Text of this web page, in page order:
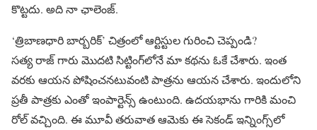
కొట్టదు. అది నా ఛాలెంజ్.
‘త్రిబాణధారి బార్బరిక్’ చిత్రంలో ఆర్టిస్టుల గురించి చెప్పండి?
సత్య రాజ్ గారు మొదటి సిట్టింగ్‌లోనే మా కథను ఓకే చేశారు. ఇంత
వరకు ఆయన పోషించనటువంటి పాత్రను ఆయన చేశారు. ఇందులోని
ప్రతీ పాత్రకు ఎంతో ఇంపార్టెన్స్ ఉంటుంది. ఉదయభాను గారికి మంచి
రోల్ వచ్చింది. ఈ మూవీ తరువాత ఆమెకు ఈ సెకండ్ ఇన్నింగ్స్‌లో